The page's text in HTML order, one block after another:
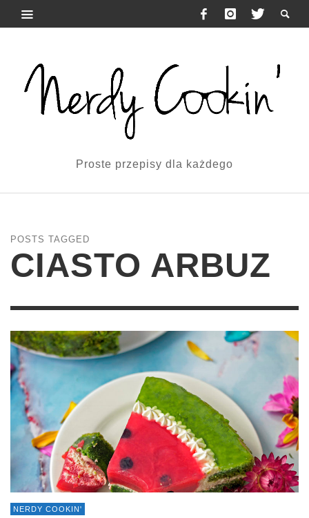
Proste przepisy dla każdego
POSTS TAGGED
CIASTO ARBUZ
NERDY COOKIN'